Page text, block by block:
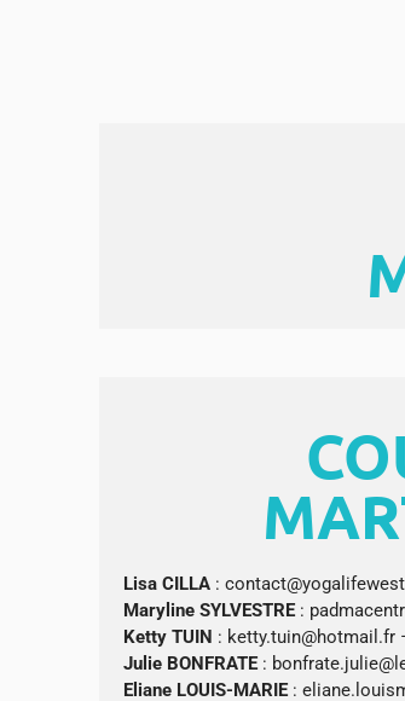
Lisa CILLA :
Maryline SYLVESTRE :
Ketty TUIN : ketty.tuin@hotmail.fr
Julie BONFRATE :
Eliane LOUIS-MARIE :